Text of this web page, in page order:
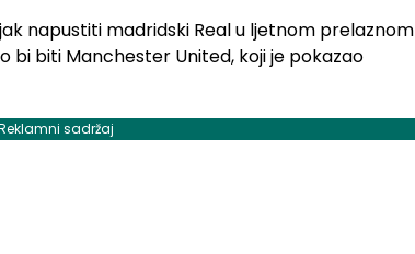
napustiti madridski Real u ljetnom prelaznom
bi biti Manchester United, koji je pokazao
sadržaj